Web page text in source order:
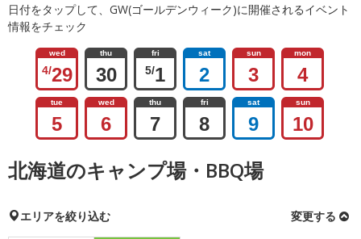
日付をタップして、GW(ゴールデンウィーク)に開催されるイベント
情報をチェック
wed
4/29
thu
30
fri
5/1
sat
2
sun
3
mon
4
tue
5
wed
6
thu
7
fri
8
sat
9
sun
10
北海道のキャンプ場・BBQ場
エリアを絞り込む 変更する